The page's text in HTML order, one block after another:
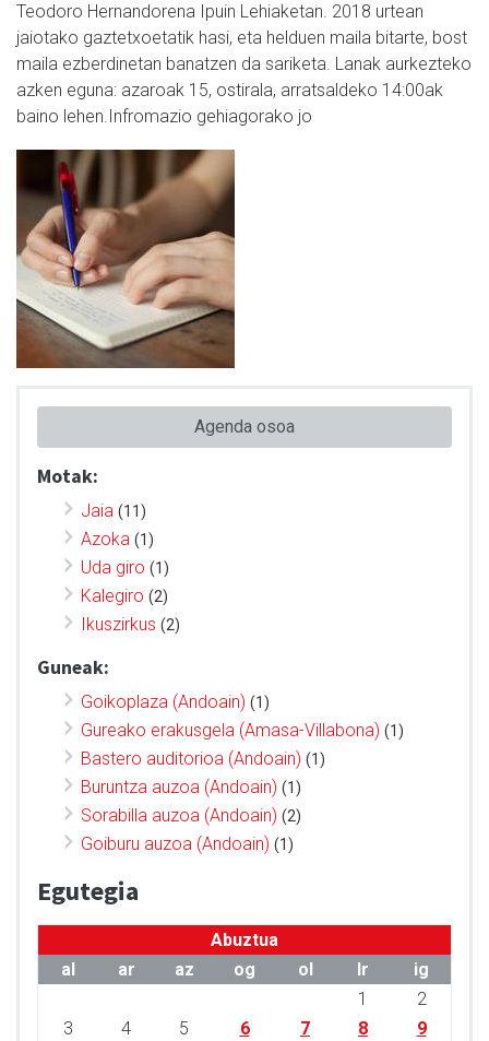
Teodoro Hernandorena Ipuin Lehiaketan. 2018 urtean
jaiotako gaztetxoetatik hasi, eta helduen maila bitarte, bost
maila ezberdinetan banatzen da sariketa. Lanak aurkezteko
azken eguna: azaroak 15, ostirala, arratsaldeko 14:00ak
baino lehen.Infromazio gehiagorako jo
Agenda osoa
Motak:
Jaia (11)
Azoka (1)
Uda giro (1)
Kalegiro (2)
Ikuszirkus (2)
Guneak:
Goikoplaza (Andoain) (1)
Gureako erakusgela (Amasa-Villabona) (1)
Bastero auditorioa (Andoain) (1)
Buruntza auzoa (Andoain) (1)
Sorabilla auzoa (Andoain) (2)
Goiburu auzoa (Andoain) (1)
Egutegia
Abuztua
al
ar az og ol lr
ig
1
2
3
4 5 6 7 8
9